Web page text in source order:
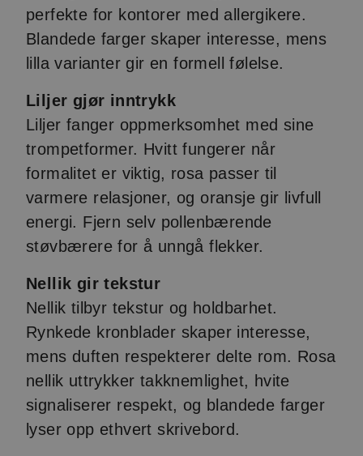
perfekte for kontorer med allergikere.
Blandede farger skaper interesse, mens
lilla varianter gir en formell følelse.
Liljer gjør inntrykk
Liljer fanger oppmerksomhet med sine
trompetformer. Hvitt fungerer når
formalitet er viktig, rosa passer til
varmere relasjoner, og oransje gir livfull
energi. Fjern selv pollenbærende
støvbærere for å unngå flekker.
Nellik gir tekstur
Nellik tilbyr tekstur og holdbarhet.
Rynkede kronblader skaper interesse,
mens duften respekterer delte rom. Rosa
nellik uttrykker takknemlighet, hvite
signaliserer respekt, og blandede farger
lyser opp ethvert skrivebord.